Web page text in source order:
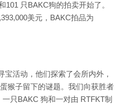
101 只BAKC狗的拍卖开始了。
美元，BAKC拍品为
活动，他们探索了会所内外，
猴子留下的谜题。我们向获胜者
只BAKC 狗和一对由 RTFKT制